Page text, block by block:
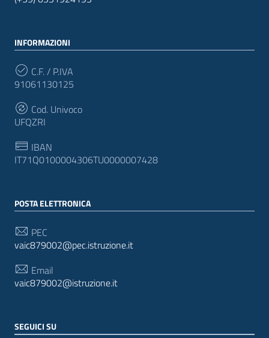
INFORMAZIONI
C.F. / P.IVA
91061130125
Cod. Univoco
UFQZRI
IBAN
IT71Q0100004306TU0000007428
POSTA ELETTRONICA
PEC
vaic879002@pec.istruzione.it
Email
vaic879002@istruzione.it
SEGUICI SU